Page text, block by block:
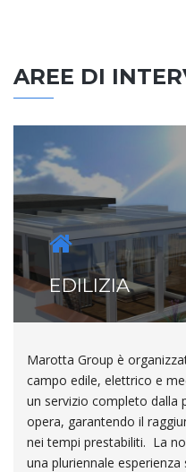
AREE DI
EDILIZIA
Marotta Group è
campo edile, elettrico e
un servizio completo dalla
opera, garantendo il
nei tempi prestabiliti. La
una pluriennale